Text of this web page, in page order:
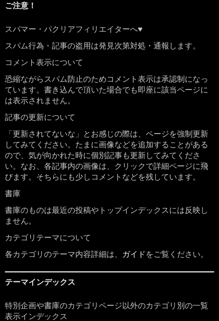
ご注意！
スパマー・パクリアフィリエイターへ♥
スパム行為・記事の盗用は発見次第対処・通報します。
コメント表示について
恐縮ながらスパム防止のためコメント表示は承認制になっ
ています。書き込んで頂いた場合でも即座に該当ページに
は表示されません。
記事の更新について
「更新されてないな」とお感じの際は、ページを強制更新
してみてください。たまに画像などを追加することがある
ので、気が向かれた時に個別記事も更新してみてくださ
い。なお、各記事内の画像は、クリックで詳細ページに飛
びます。そちらにも少しコメントなどを残しています。
書庫
書庫のものは最近の投稿やトップインデックスには反映し
ません。
カテゴリテーマについて
各カテゴリのテーマ内容詳細は、
ガイド をご覧ください。
テーマインデックス
特別企画や書庫のカテゴリページ以外のカテゴリ別の一覧
表示インデックス